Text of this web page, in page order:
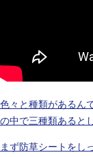
色々と種類があるん
の中で三種類あると
まず防草シートをし